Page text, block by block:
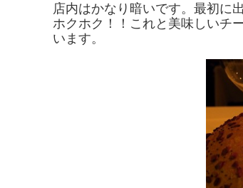
店内はかなり暗いです。最初に
ホクホク！！これと美味しいチ
います。